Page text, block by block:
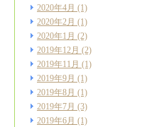
2020年4月 (1)
2020年2月 (1)
2020年1月 (2)
2019年12月 (2)
2019年11月 (1)
2019年9月 (1)
2019年8月 (1)
2019年7月 (3)
2019年6月 (1)